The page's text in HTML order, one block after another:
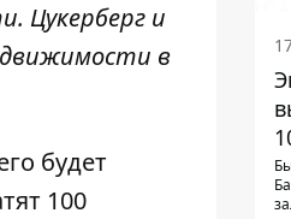
Цукерберг и
в
будет
100